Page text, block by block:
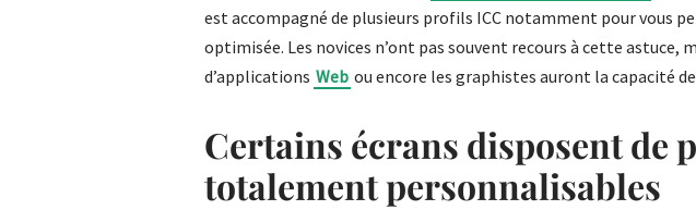
est accompagné de plusieurs profils ICC notamment pour vous
optimisée. Les novices n’ont pas souvent recours à cette astuce,
d’applications Web ou encore les graphistes auront la capacité
Certains écrans disposent de
totalement personnalisables